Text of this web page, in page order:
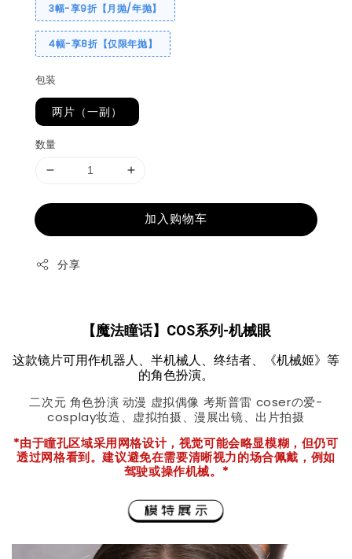
3幅-享9折【月抛/年抛】
4幅-享8折【仅限年抛】
包装
两片（一副）
数量
加入购物车
分享
【魔法瞳话】COS系列-机械眼
这款镜片可用作机器人、半机械人、终结者、《机械姬》等
的角色扮演。
二次元 角色扮演 动漫 虚拟偶像 考斯普雷 coserの爱-
cosplay妆造、虚拟拍摄、漫展出镜、出片拍摄
*由于瞳孔区域采用网格设计，视觉可能会略显模糊，但仍可
透过网格看到。建议避免在需要清晰视力的场合佩戴，例如
驾驶或操作机械。*